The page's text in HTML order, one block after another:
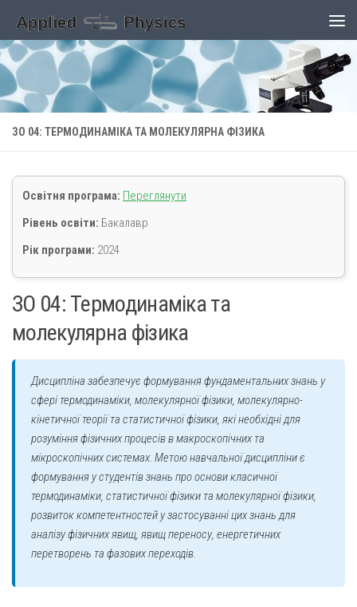
Skip to content
ЗО 04: ТЕРМОДИНАМІКА ТА МОЛЕКУЛЯРНА ФІЗИКА
Освітня програма: Переглянути
Рівень освіти: Бакалавр
Рік програми: 2024
ЗО 04: Термодинаміка та
молекулярна фізика
Дисципліна забезпечує формування фундаментальних знань у
сфері термодинаміки, молекулярної фізики, молекулярно-
кінетичної теорії та статистичної фізики, які необхідні для
розуміння фізичних процесів в макроскопічних та
мікроскопічних системах. Метою навчальної дисципліни є
формування у студентів знань про основи класичної
термодинаміки, статистичної фізики та молекулярної фізики,
розвиток компетентностей у застосуванні цих знань для
аналізу фізичних явищ, явищ переносу, енергетичних
перетворень та фазових переходів.